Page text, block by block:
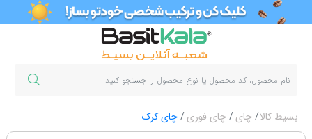
بسیط کالا چای چای فوری چای کرک